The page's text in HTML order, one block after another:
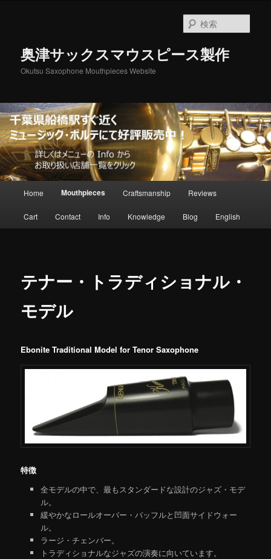
へ
移
動
奥津サックスマウスピース製作
Okutsu Saxophone Mouthpieces Website
索
Home Mouthpieces Craftsmanship Reviews
Cart Contact Info Knowledge Blog English
テナー・トラディショナル・
モデル
Ebonite Traditional Model for Tenor Saxophone
特徴
全モデルの中で、最もスタンダードな設計のジャズ・モデ
ル。
緩やかなロールオーバー・バッフルと凹面サイドウォー
ル。
ラージ・チェンバー。
トラディショナルなジャズの演奏に向いています。